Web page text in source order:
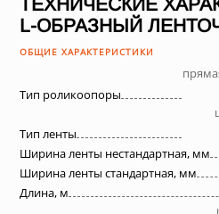
L-ОБРАЗНЫЙ
ОБЩИЕ ХАРАКТЕРИСТИКИ
Тип роликоопоры
Тип ленты
Ширина ленты нестандартная, мм
Ширина ленты стандартная, мм
Длина, м